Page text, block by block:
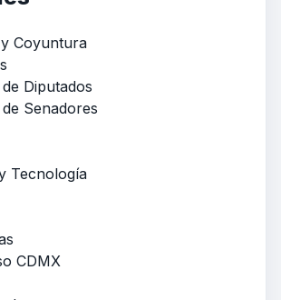
Coyuntura
Diputados
Senadores
Tecnología
CDMX